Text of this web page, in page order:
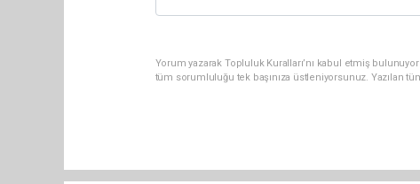
Yorum yazarak Topluluk Kuralları’nı kabul etmiş
tüm sorumluluğu tek başınıza üstleniyorsunuz. Yazılan